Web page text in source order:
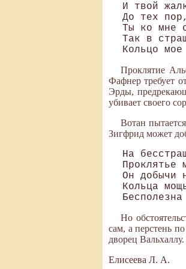
И твой
До тех
Ты ко мне
Так в
Проклятие
Фафнер требует
Эрды,
убивает своего
Вотан
Зигфрид может
На
Проклятье
Он добычи
Кольца
Но
сам, а перстень
дворец Вальхаллу.
Елисеева Л. А.